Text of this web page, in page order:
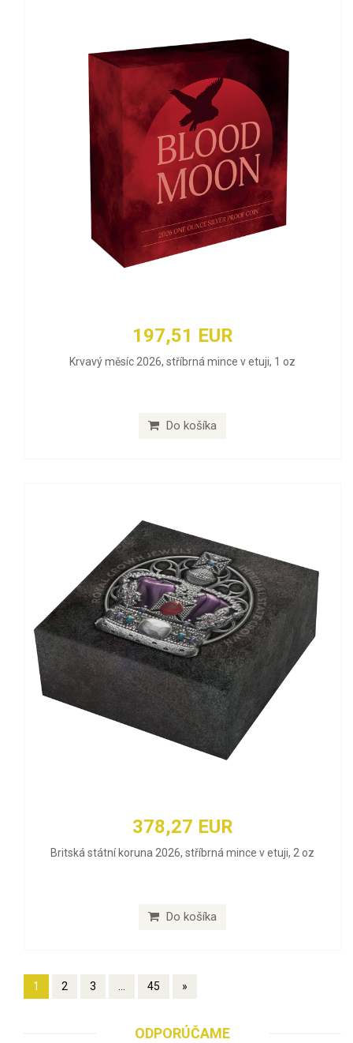
197,51 EUR
Krvavý měsíc 2026, stříbrná mince v etuji, 1 oz
Do košíka
378,27 EUR
Britská státní koruna 2026, stříbrná mince v etuji, 2 oz
Do košíka
1 2 3 ... 45 »
ODPORÚČAME